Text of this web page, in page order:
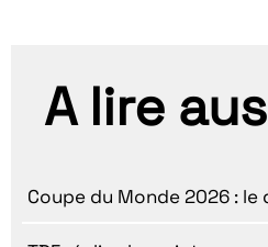
A lire
Coupe du Monde 2026 : le